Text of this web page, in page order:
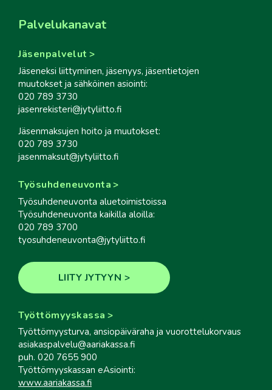
Palvelukanavat
Jäsenpalvelut
Jäseneksi liittyminen, jäsenyys, jäsentietojen
muutokset ja sähköinen asiointi:
020 789 3730
jasenrekisteri@jytyliitto.fi
Jäsenmaksujen hoito ja muutokset:
020 789 3730
jasenmaksut@jytyliitto.fi
Työsuhdeneuvonta
Työsuhdeneuvonta aluetoimistoissa
Työsuhdeneuvonta kaikilla aloilla:
020 789 3700
tyosuhdeneuvonta@jytyliitto.fi
LIITY JYTYYN
Työttömyyskassa
Työttömyysturva, ansiopäiväraha ja vuorottelukorvaus
asiakaspalvelu@aariakassa.fi
puh. 020 7655 900
Työttömyyskassan eAsiointi:
www.aariakassa.fi